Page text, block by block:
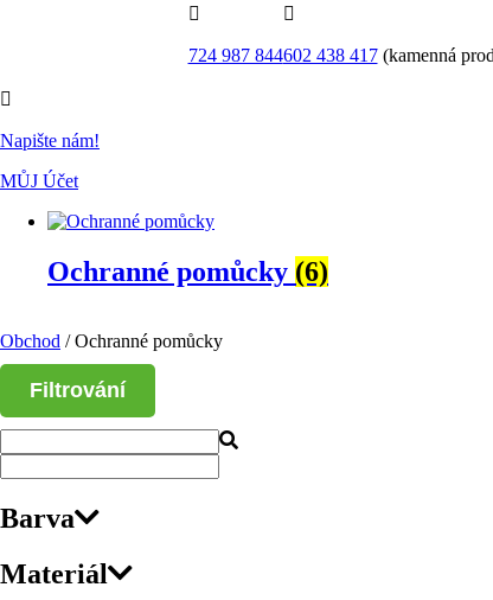

724 987 844

602 438 417(kamenná

Napište nám!
MŮJ Účet
Ochranné pomůcky (6)
Obchod / Ochranné pomůcky
Filtrování
Barva
Materiál